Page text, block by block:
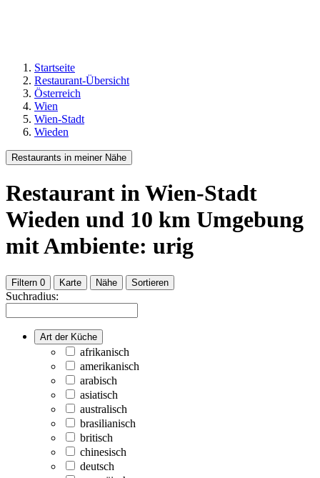
Startseite
Restaurant-Übersicht
Österreich
Wien
Wien-Stadt
Wieden
Restaurants in meiner Nähe
Restaurant in Wien-Stadt
Wieden und 10 km Umgebung
mit Ambiente: urig
Filtern 0 Karte Nähe Sortieren
Suchradius:
Art der Küche
afrikanisch
amerikanisch
arabisch
asiatisch
australisch
brasilianisch
britisch
chinesisch
deutsch